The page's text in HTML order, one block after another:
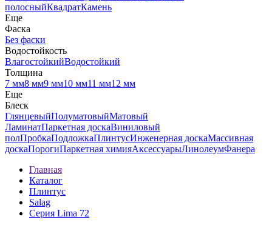
полосныйКвадратКамень
Еще
Фаска
Без фаски
Водостойкость
ВлагостойкийВодостойкий
Толщина
7 мм8 мм9 мм10 мм11 мм12 мм
Еще
Блеск
ГлянцевыйПолуматовыйМатовый
ЛаминатПаркетная доскаВиниловый
полПробкаПодложкаПлинтусИнженерная доскаМассивная
доскаПорогиПаркетная химияАксессуарыЛинолеумФанера
Главная
Каталог
Плинтус
Salag
Серия Lima 72